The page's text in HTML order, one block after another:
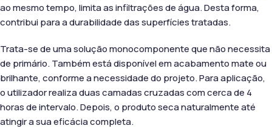
ao mesmo tempo, limita as infiltrações de água. Desta forma,
contribui para a durabilidade das superfícies tratadas.
Trata-se de uma solução monocomponente que não necessita
de primário. Também está disponível em acabamento mate ou
brilhante, conforme a necessidade do projeto. Para aplicação,
o utilizador realiza duas camadas cruzadas com cerca de 4
horas de intervalo. Depois, o produto seca naturalmente até
atingir a sua eficácia completa.